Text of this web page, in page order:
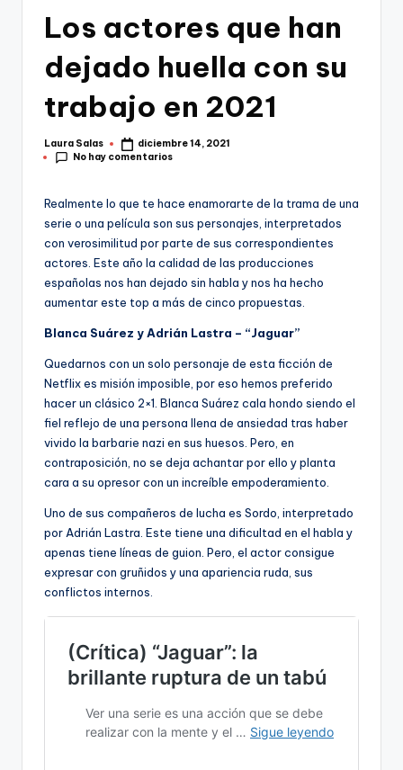
Los actores que han
dejado huella con su
trabajo en 2021
Publicado
por
Laura Salas
diciembre 14, 2021
No hay comentarios
Realmente lo que te hace enamorarte de la trama de una
serie o una película son sus personajes, interpretados
con verosimilitud por parte de sus correspondientes
actores. Este año la calidad de las producciones
españolas nos han dejado sin habla y nos ha hecho
aumentar este top a más de cinco propuestas.
Blanca Suárez y Adrián Lastra – “Jaguar”
Quedarnos con un solo personaje de esta ficción de
Netflix es misión imposible, por eso hemos preferido
hacer un clásico 2×1. Blanca Suárez cala hondo siendo el
fiel reflejo de una persona llena de ansiedad tras haber
vivido la barbarie nazi en sus huesos. Pero, en
contraposición, no se deja achantar por ello y planta
cara a su opresor con un increíble empoderamiento.
Uno de sus compañeros de lucha es Sordo, interpretado
por Adrián Lastra. Este tiene una dificultad en el habla y
apenas tiene líneas de guion. Pero, el actor consigue
expresar con gruñidos y una apariencia ruda, sus
conflictos internos.